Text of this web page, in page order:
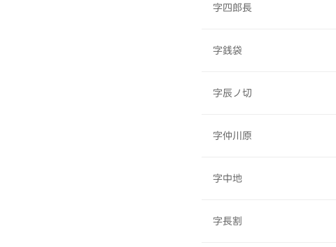
字四郎長
字銭袋
字辰ノ切
字仲川原
字中地
字長割